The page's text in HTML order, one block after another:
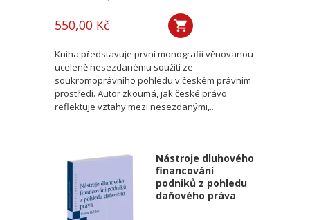
550,00 Kč
Kniha představuje první monografii věnovanou
uceleně nesezdanému soužití ze
soukromoprávního pohledu v českém právním
prostředí. Autor zkoumá, jak české právo
reflektuje vztahy mezi nesezdanými,...
Nástroje dluhového
financování
podniků z pohledu
daňového práva